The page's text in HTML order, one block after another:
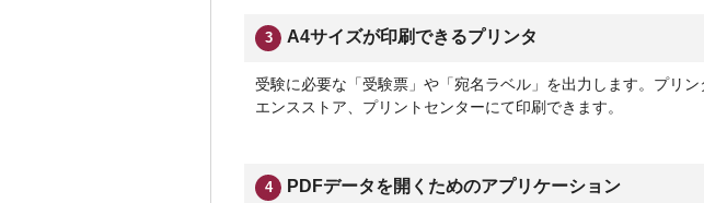
3 A4サイズが印刷できるプリンタ
受験に必要な「受験票」や「宛名ラベル」を出力します。プリ
エンスストア、プリントセンターにて印刷できます。
4 PDFデータを開くためのアプリケーション